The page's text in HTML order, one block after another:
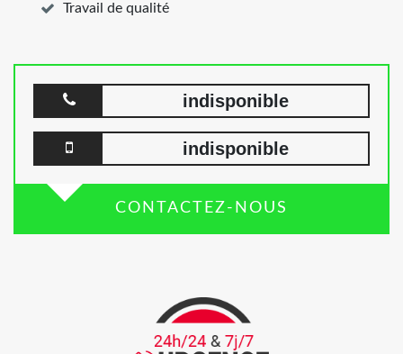
Travail de qualité
indisponible
indisponible
CONTACTEZ-NOUS